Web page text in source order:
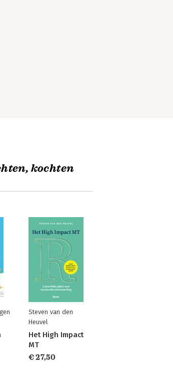
kochten
Steven van den
Heuvel
Het High Impact
MT
€ 27,50